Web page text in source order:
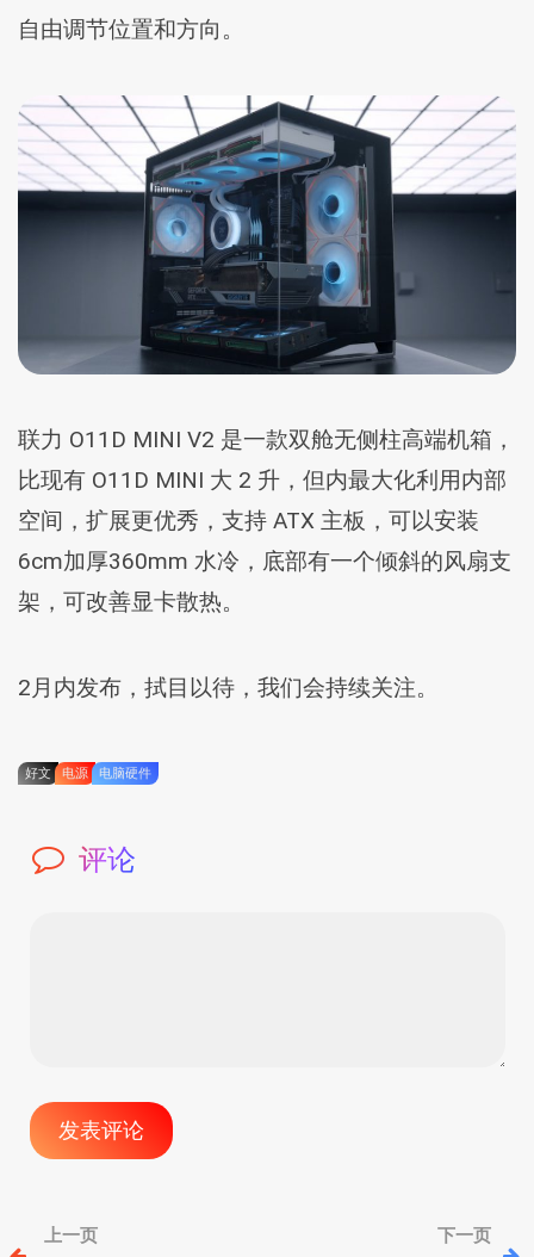
自由调节位置和方向。
联力 O11D MINI V2 是一款双舱无侧柱高端机箱，
比现有 O11D MINI 大 2 升，但内最大化利用内部
空间，扩展更优秀，支持 ATX 主板，可以安装
6cm加厚360mm 水冷，底部有一个倾斜的风扇支
架，可改善显卡散热。
2月内发布，拭目以待，我们会持续关注。
好文 电源 电脑硬件
评论
文上一页
下一页